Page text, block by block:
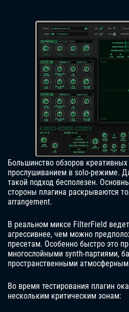
Большинство обзоров
прослушиванием в solo-режиме.
такой подход бесполезен.
стороны плагина раскрываются
arrangement.
В реальном миксе FilterField
агрессивнее, чем можно
пресетам. Особенно быстро это
многослойными synth-партиями,
пространственными
Во время тестирования плагин
нескольким критическим зонам: